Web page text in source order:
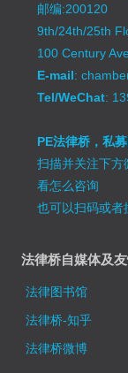
邮编:200120
9th/24th/25th
100 Century
E-mail:
Tel/WeChat:
PE法律桥，私
扫描并关注下方
看怎么咨询
也可以扫码或
法律桥自媒体及
法律图书馆
法律桥-知乎
法律桥微博